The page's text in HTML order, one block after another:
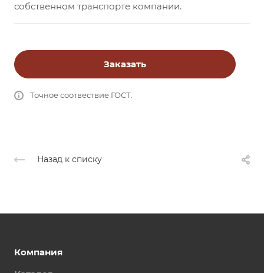
собственном транспорте компании.
Заказать
Точное соотвествие ГОСТ.
Назад к списку
Компания